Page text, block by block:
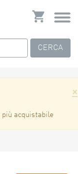
CERCA
×
acquistabile